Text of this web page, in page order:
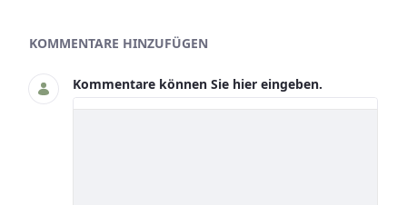
Asset-Herausgeber
KOMMENTARE HINZUFÜGEN
Kommentare können Sie hier eingeben.